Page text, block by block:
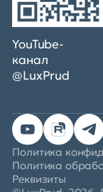
Политика
Политика
Реквизиты
YouTube-
канал
@LuxPrud